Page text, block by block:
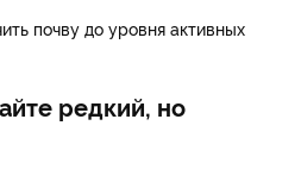
почву до уровня активных
редкий, но